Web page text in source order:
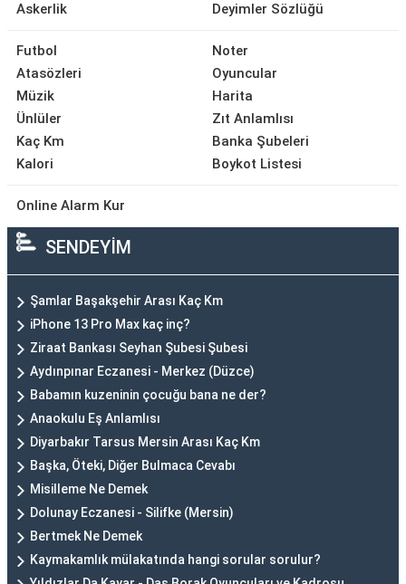
Askerlik
Deyimler Sözlüğü
Futbol
Atasözleri
Müzik
Ünlüler
Kaç Km
Kalori
Noter
Oyuncular
Harita
Zıt Anlamlısı
Banka Şubeleri
Boykot Listesi
Online Alarm Kur
SENDEYİM
Şamlar Başakşehir Arası Kaç Km
iPhone 13 Pro Max kaç inç?
Ziraat Bankası Seyhan Şubesi Şubesi
Aydınpınar Eczanesi - Merkez (Düzce)
Babamın kuzeninin çocuğu bana ne der?
Anaokulu Eş Anlamlısı
Diyarbakır Tarsus Mersin Arası Kaç Km
Başka, Öteki, Diğer Bulmaca Cevabı
Misilleme Ne Demek
Dolunay Eczanesi - Silifke (Mersin)
Bertmek Ne Demek
Kaymakamlık mülakatında hangi sorular sorulur?